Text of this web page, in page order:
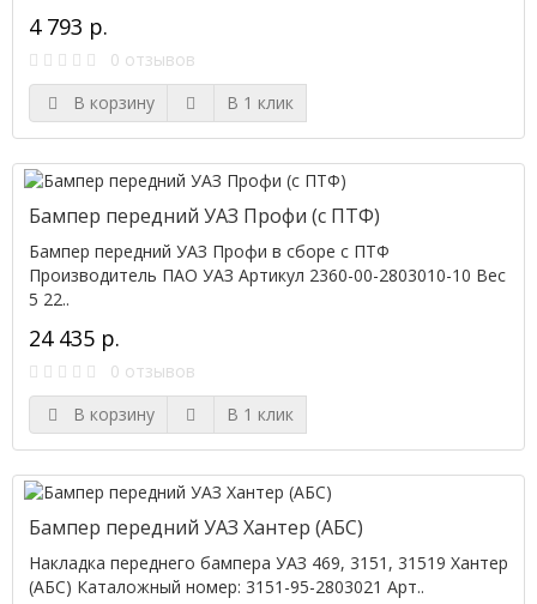
4 793 р.
0 отзывов
В корзину
В 1 клик
Бампер передний УАЗ Профи (с ПТФ)
Бампер передний УАЗ Профи в сборе с ПТФ
Производитель ПАО УАЗ Артикул 2360-00-2803010-10 Вес
5 22..
24 435 р.
0 отзывов
В корзину
В 1 клик
Бампер передний УАЗ Хантер (АБС)
Накладка переднего бампера УАЗ 469, 3151, 31519 Хантер
(АБС) Каталожный номер: 3151-95-2803021 Арт..